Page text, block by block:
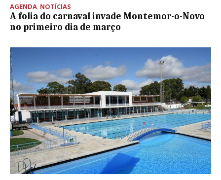
AGENDA, NOTÍCIAS
A folia do carnaval invade Montemor-o-Novo
no primeiro dia de março